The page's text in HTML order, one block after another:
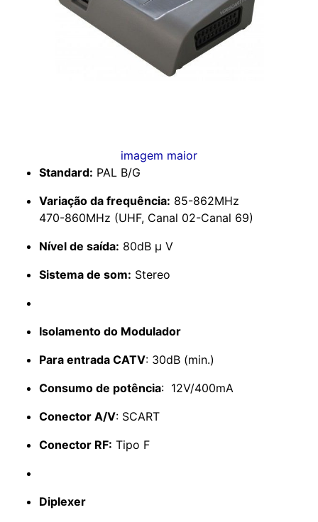
imagem maior
Standard: PAL B/G
Variação da frequência: 85-862MHz
470-860MHz (UHF, Canal 02-Canal 69)
Nível de saída: 80dB µ V
Sistema de som: Stereo
Isolamento do Modulador
Para entrada CATV: 30dB (min.)
Consumo de potência: 12V/400mA
Conector A/V: SCART
Conector RF: Tipo F
Diplexer